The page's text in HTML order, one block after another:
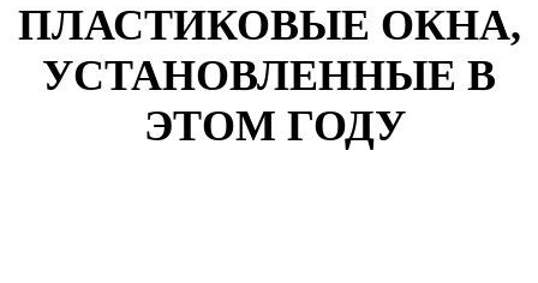
ПЛАСТИКОВЫЕ ОКНА,
УСТАНОВЛЕННЫЕ В
ЭТОМ ГОДУ